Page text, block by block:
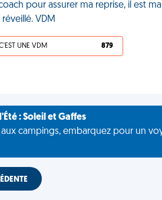
pour assurer ma reprise, il est
VDM
UNE VDM 879
: Soleil et Gaffes
aux campings, embarquez pour un